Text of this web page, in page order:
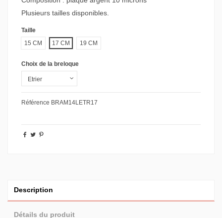
Plusieurs tailles disponibles.
Taille
15 CM
17 CM 19 CM
Choix de la breloque
Référence BRAM14LETR17
Description
Détails du produit